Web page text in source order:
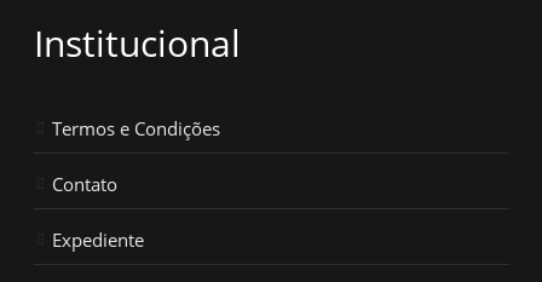
Institucional
Termos e Condições
Contato
Expediente